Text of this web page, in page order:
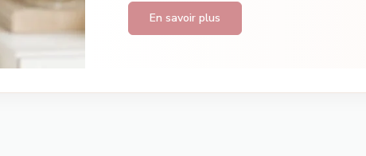
En savoir plus